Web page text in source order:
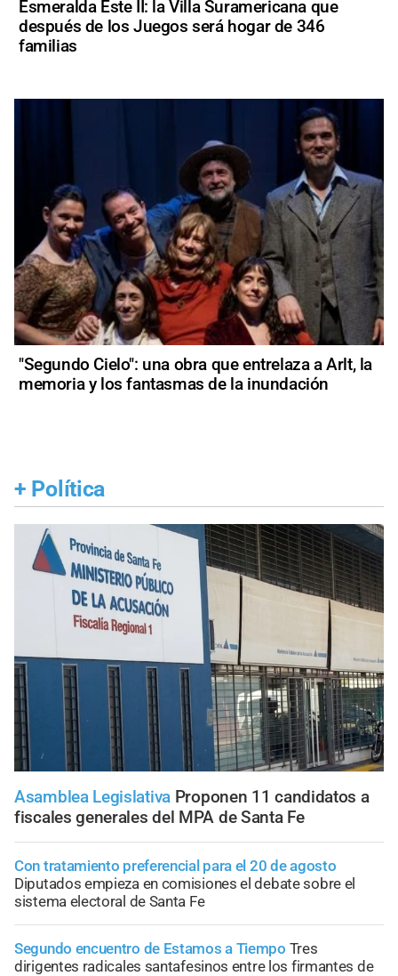
Esmeralda Este II: la Villa Suramericana que
después de los Juegos será hogar de 346
familias
"Segundo Cielo": una obra que entrelaza a Arlt, la
memoria y los fantasmas de la inundación
+ Política
Asamblea Legislativa Proponen 11 candidatos a
fiscales generales del MPA de Santa Fe
Con tratamiento preferencial para el 20 de agosto
Diputados empieza en comisiones el debate sobre el
sistema electoral de Santa Fe
Segundo encuentro de Estamos a Tiempo Tres
dirigentes radicales santafesinos entre los firmantes de